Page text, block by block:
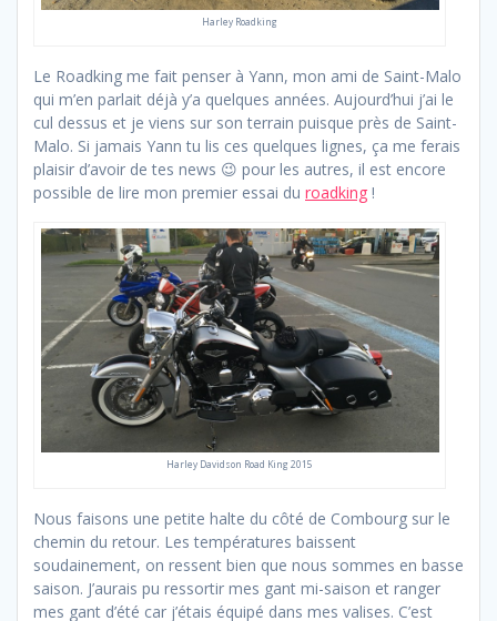
Harley Roadking
Le Roadking me fait penser à Yann, mon ami de Saint-Malo
qui m’en parlait déjà y’a quelques années. Aujourd’hui j’ai le
cul dessus et je viens sur son terrain puisque près de Saint-
Malo. Si jamais Yann tu lis ces quelques lignes, ça me ferais
plaisir d’avoir de tes news 😉 pour les autres, il est encore
possible de lire mon premier essai du roadking !
Harley Davidson Road King 2015
Nous faisons une petite halte du côté de Combourg sur le
chemin du retour. Les températures baissent
soudainement, on ressent bien que nous sommes en basse
saison. J’aurais pu ressortir mes gant mi-saison et ranger
mes gant d’été car j’étais équipé dans mes valises. C’est